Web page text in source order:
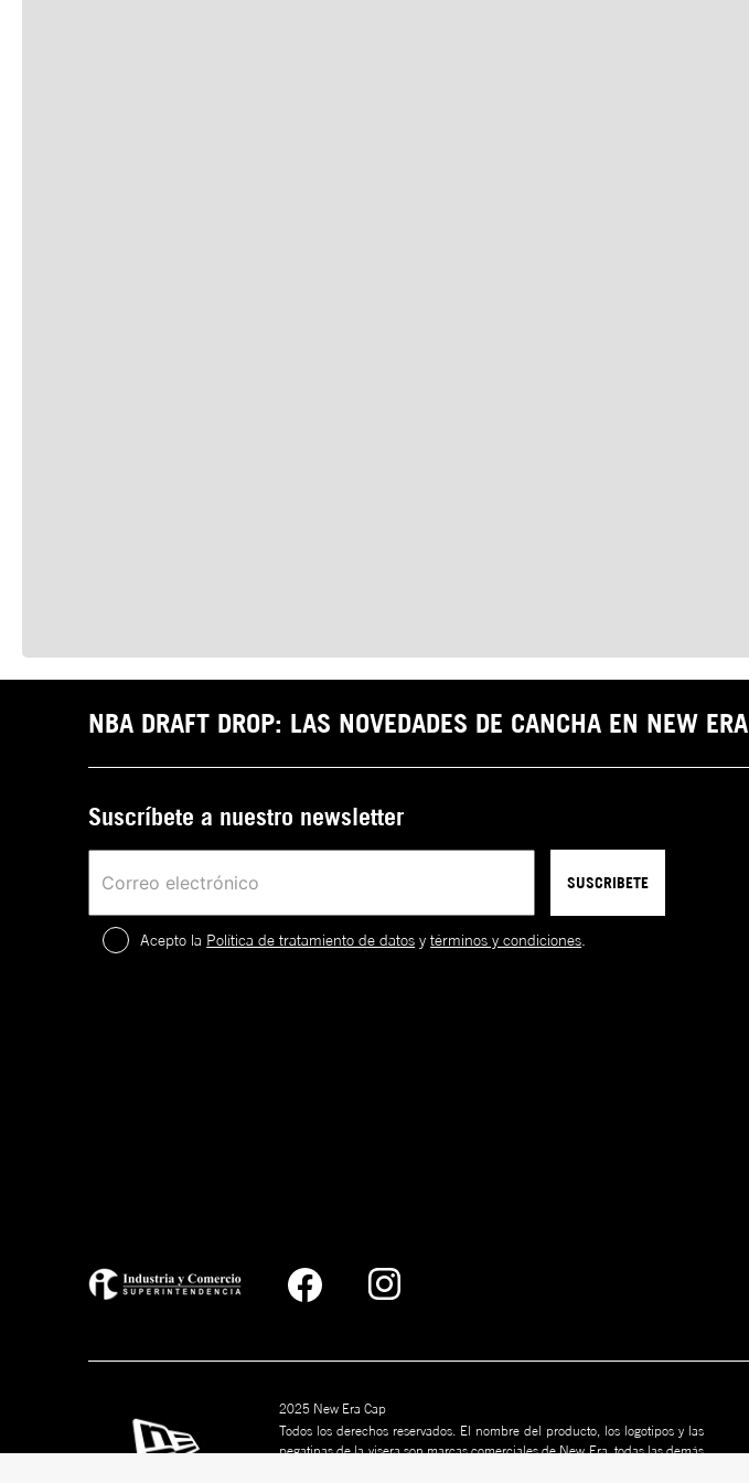
NBA DRAFT DROP: LAS NOVEDADES DE CANCHA EN NEW ERA
Suscríbete a nuestro newsletter
SUSCRIBETE
Acepto la Política de tratamiento de datos ytérminos y condiciones
2025 New Era Cap
Todos los derechos reservados. El nombre del producto, los logotipos y las
pegatinas de la visera son marcas comerciales de New Era, todas las demás